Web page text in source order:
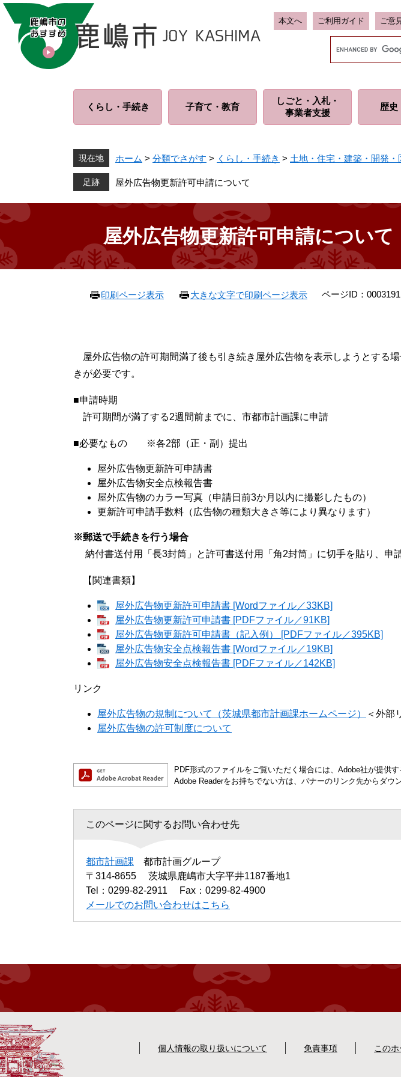
ペ
メ
本文へ ご利用ガイド ご意
ム
くらし・ 手続き 子育て・ 教育
しごと・入札・
事業者支援
歴史
現在地 ホーム > 分類でさがす > くらし・手続き > 土地・住宅・建築・開発
屋外広告物更新許可申請について
屋外広告物更新許可申請について
印刷ページ表示 大きな文字で印刷ページ表示 ページID：0003191
屋外広告物の許可期間満了後も引き続き屋外広告物を表示しようとする
きが必要です。
■申請時期
許可期間が満了する2週間前までに、市都市計画課に申請
■必要なもの ※各2部（正・副）提出
屋外広告物更新許可申請書
屋外広告物安全点検報告書
屋外広告物のカラー写真（申請日前3か月以内に撮影したもの）
更新許可申請手数料（広告物の種類大きさ等により異なります）
※郵送で手続きを行う場合
納付書送付用「長3封筒」と許可書送付用「角2封筒」に切手を貼り、申
【関連書類】
屋外広告物更新許可申請書 [Wordファイル／33KB]
屋外広告物更新許可申請書 [PDFファイル／91KB]
屋外広告物更新許可申請書（記入例） [PDFファイル／395KB]
屋外広告物安全点検報告書 [Wordファイル／19KB]
屋外広告物安全点検報告書 [PDFファイル／142KB]
リンク
屋外広告物の規制について（茨城県都市計画課ホームページ）
＜外部
屋外広告物の許可制度について
PDF形式のファイルをご覧いただく場合には、Adobe社が提供す
Adobe Readerをお持ちでない方は、バナーのリンク先からダウ
このページに関するお問い合わせ先
都市計画課
都市計画グループ
〒314-8655
茨城県鹿嶋市大字平井1187番地1
Tel：0299-82-2911
Fax：0299-82-4900
メールでのお問い合わせはこちら
個人情報の取り扱いについて 免責事項 この